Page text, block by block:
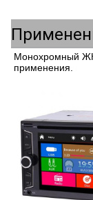
Монохромный
применения.